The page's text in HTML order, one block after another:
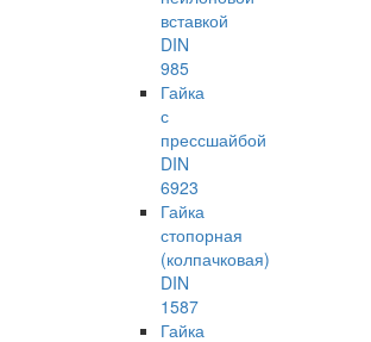
вставкой
DIN
985
Гайка
с
прессшайбой
DIN
6923
Гайка
стопорная
(колпачковая)
DIN
1587
Гайка